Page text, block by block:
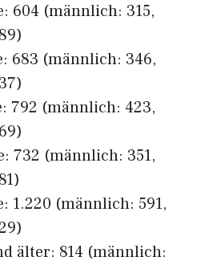
604 (männlich: 315,
683 (männlich: 346,
792 (männlich: 423,
732 (männlich: 351,
1.220 (männlich: 591,
älter: 814 (männlich: